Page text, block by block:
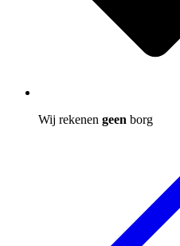
Wij rekenen geen borg